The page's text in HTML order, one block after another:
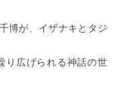
博が、イザナキとタジ
り広げられる神話の世